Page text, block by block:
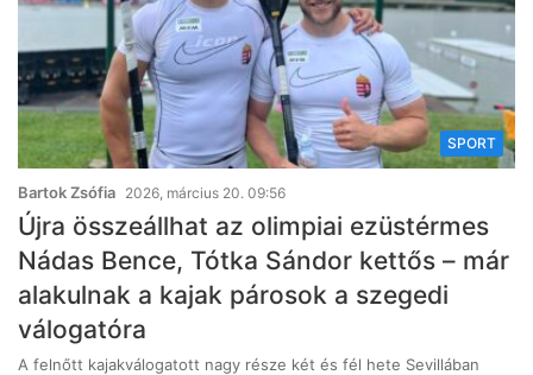
SPORT
Bartok Zsófia 2026, március 20. 09:56
Újra összeállhat az olimpiai ezüstérmes
Nádas Bence, Tótka Sándor kettős – már
alakulnak a kajak párosok a szegedi
válogatóra
A felnőtt kajakválogatott nagy része két és fél hete Sevillában